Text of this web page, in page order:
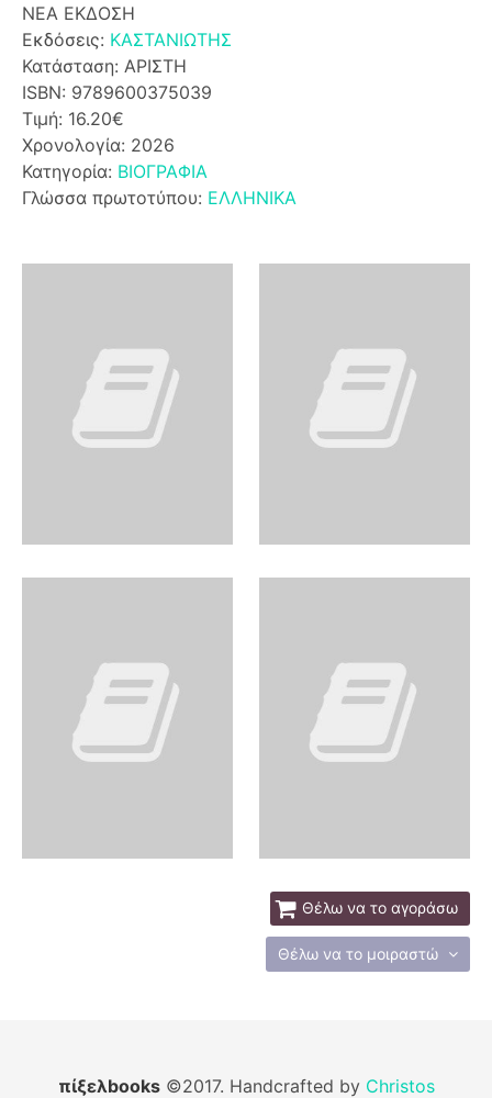
ΝΕΑ ΕΚΔΟΣΗ
Εκδόσεις: ΚΑΣΤΑΝΙΩΤΗΣ
Κατάσταση: ΑΡΙΣΤΗ
ISBN: 9789600375039
Τιμή: 16.20€
Χρονολογία: 2026
Κατηγορία: ΒΙΟΓΡΑΦΙΑ
Γλώσσα πρωτοτύπου: ΕΛΛΗΝΙΚΑ
Θέλω να το αγοράσω
Θέλω να το μοιραστώ
πίξελbooks©2017. Handcrafted by Christos